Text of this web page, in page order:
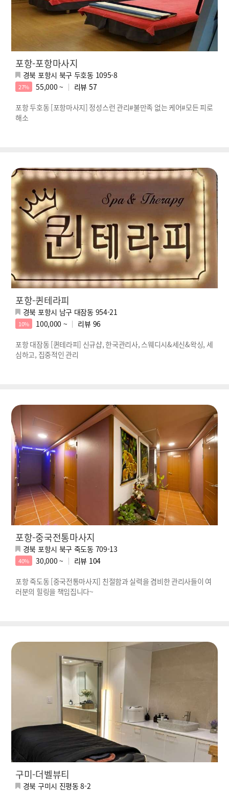
포항-포항마사지
경북 포항시 북구 두호동 1095-8
27% 55,000 ~ 리뷰 57
포항 두호동 [포항마사지] 정성스런 관리#불만족 없는 케어#모든 피로
해소
포항-퀸테라피
경북 포항시 남구 대잠동 954-21
10% 100,000 ~ 리뷰 96
포항 대잠동 [퀸테라피] 신규샵, 한국관리사, 스웨디시&세신&왁싱, 세
심하고, 집중적인 관리
포항-중국전통마사지
경북 포항시 북구 죽도동 709-13
40% 30,000 ~ 리뷰 104
포항 죽도동 [중국전통마사지] 친절함과 실력을 겸비한 관리사들이 여
러분의 힐링을 책임집니다~
구미-더벨뷰티
경북 구미시 진평동 8-2